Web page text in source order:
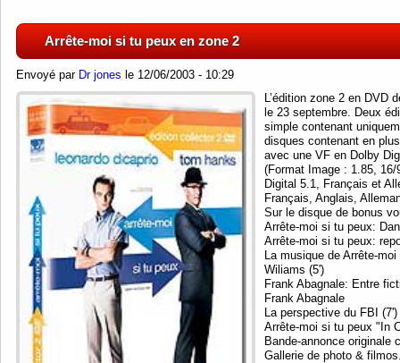
Arrête-moi si tu peux en zone 2
Envoyé par Dr jones le 12/06/2003 - 10:29
L’édition zone 2 en DVD
le 23 septembre. Deux
simple contenant
disques contenant en
avec une VF en Dolby
(Format Image : 1.85,
Digital 5.1, Français et
Français, Anglais,
Sur le disque de bonus
Arrête-moi si tu peux:
Arrête-moi si tu peux:
La musique de Arrête-
Wiliams (5')
Frank Abagnale: Entre
Frank Abagnale
La perspective du FBI
Arrête-moi si tu peux "In
Bande-annonce originale
Gallerie de photo &